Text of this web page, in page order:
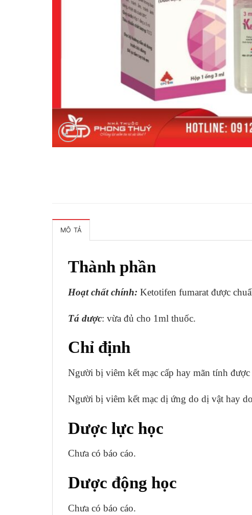
MÔ TẢ
Thành phần
Hoạt chất chính: Ketotifen fumarat được
Tá dược: vừa đủ cho 1ml thuốc.
Chỉ định
Người bị viêm kết mạc cấp hay mãn tính
Người bị viêm kết mạc dị ứng do dị vật hay
Dược lực học
Chưa có báo cáo.
Dược động học
Chưa có báo cáo.